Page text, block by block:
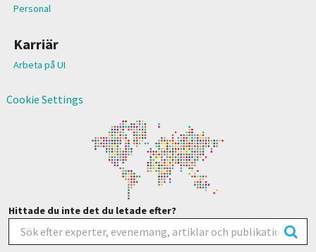
Personal
Karriär
Arbeta på UI
Cookie Settings
Hittade du inte det du letade efter?